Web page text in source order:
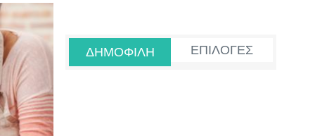
ΔΗΜΟΦΙΛΗ ΕΠΙΛΟΓΕΣ